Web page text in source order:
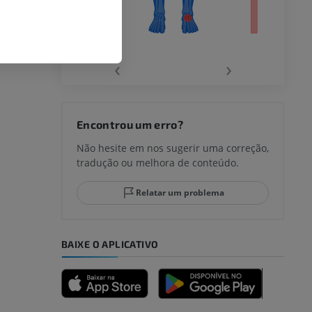
‹ ›
Encontrou um erro?
Não hesite em nos sugerir uma correção,
tradução ou melhora de conteúdo.
Relatar um problema
BAIXE O APLICATIVO